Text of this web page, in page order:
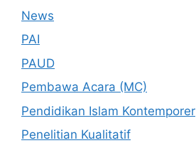
News
PAI
PAUD
Pembawa Acara (MC)
Pendidikan Islam Kontemporer
Penelitian Kualitatif